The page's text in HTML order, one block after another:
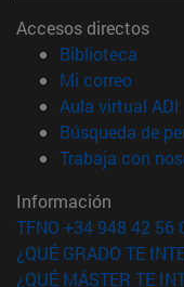
Accesos directos
Biblioteca
Mi correo(abre
Aula virtual ADI
Búsqueda de
Trabaja con
Información
TFNO +34 948 42 56
¿QUÉ GRADO TE
¿QUÉ MÁSTER TE